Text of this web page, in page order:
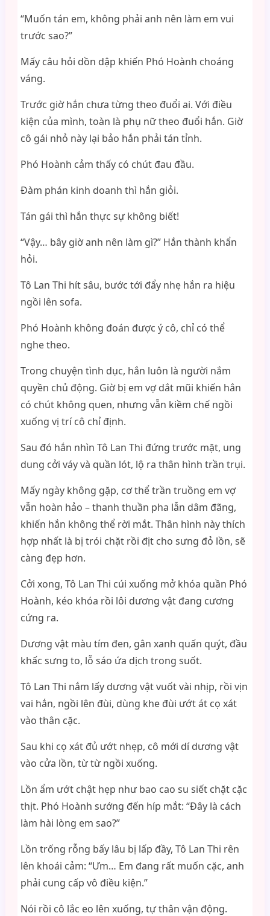
“Muốn tán em, không phải anh nên làm em vui
trước sao?”
Mấy câu hỏi dồn dập khiến Phó Hoành choáng
váng.
Trước giờ hắn chưa từng theo đuổi ai. Với điều
kiện của mình, toàn là phụ nữ theo đuổi hắn. Giờ
cô gái nhỏ này lại bảo hắn phải tán tỉnh.
Phó Hoành cảm thấy có chút đau đầu.
Đàm phán kinh doanh thì hắn giỏi.
Tán gái thì hắn thực sự không biết!
“Vậy… bây giờ anh nên làm gì?” Hắn thành khẩn
hỏi.
Tô Lan Thi hít sâu, bước tới đẩy nhẹ hắn ra hiệu
ngồi lên sofa.
Phó Hoành không đoán được ý cô, chỉ có thể
nghe theo.
Trong chuyện tình dục, hắn luôn là người nắm
quyền chủ động. Giờ bị em vợ dắt mũi khiến hắn
có chút không quen, nhưng vẫn kiềm chế ngồi
xuống vị trí cô chỉ định.
Sau đó hắn nhìn Tô Lan Thi đứng trước mặt, ung
dung cởi váy và quần lót, lộ ra thân hình trần trụi.
Mấy ngày không gặp, cơ thể trần truồng em vợ
vẫn hoàn hảo – thanh thuần pha lẫn dâm đãng,
khiến hắn không thể rời mắt. Thân hình này thích
hợp nhất là bị trói chặt rồi địt cho sưng đỏ lồn, sẽ
càng đẹp hơn.
Cởi xong, Tô Lan Thi cúi xuống mở khóa quần Phó
Hoành, kéo khóa rồi lôi dương vật đang cương
cứng ra.
Dương vật màu tím đen, gân xanh quấn quýt, đầu
khấc sưng to, lỗ sáo ứa dịch trong suốt.
Tô Lan Thi nắm lấy dương vật vuốt vài nhịp, rồi vịn
vai hắn, ngồi lên đùi, dùng khe đùi ướt át cọ xát
vào thân cặc.
Sau khi cọ xát đủ ướt nhẹp, cô mới dí dương vật
vào cửa lồn, từ từ ngồi xuống.
Lồn ẩm ướt chật hẹp như bao cao su siết chặt cặc
thịt. Phó Hoành sướng đến híp mắt: “Đây là cách
làm hài lòng em sao?”
Lồn trống rỗng bấy lâu bị lấp đầy, Tô Lan Thi rên
lên khoái cảm: “Ưm… Em đang rất muốn cặc, anh
phải cung cấp vô điều kiện.”
Nói rồi cô lắc eo lên xuống, tự thân vận động.